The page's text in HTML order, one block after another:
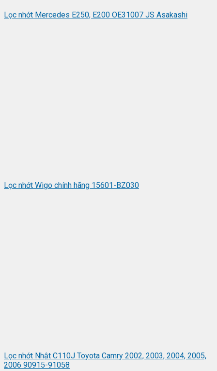
Lọc nhớt Mercedes E250, E200 OE31007 JS Asakashi
Lọc nhớt Wigo chính hãng 15601-BZ030
Lọc nhớt Nhật C110J Toyota Camry 2002, 2003, 2004, 2005,
2006 90915-91058